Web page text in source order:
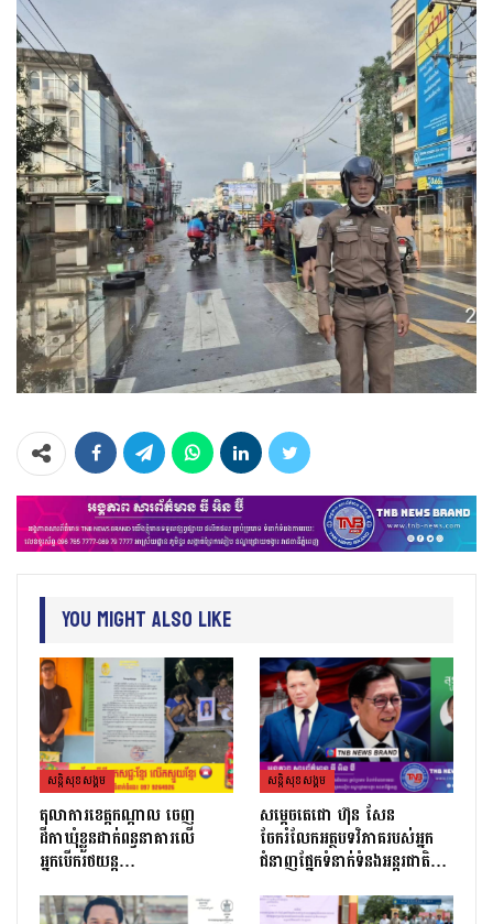
You Might Also Like
សន្តិសុខសង្គម
តុលាការខេត្តកណ្ដាល ចេញ
ដីកាឃុំខ្លួនដាក់ពន្ធនាគារលើ
អ្នកបើករថយន្ត…
សន្តិសុខសង្គម
សម្តេចតេជោ ហ៊ុន សែន
ចែករំលែកអត្ថបទវិភាគរបស់អ្នក
ជំនាញផ្នែកទំនាក់ទំនងអន្តរជាតិ…